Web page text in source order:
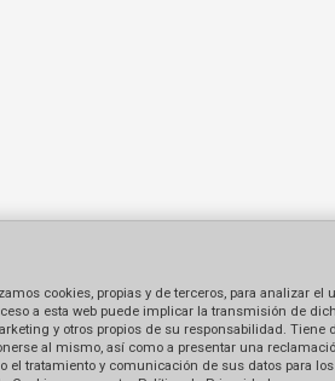
cookies, propias y de terceros, para analizar el
a esta web puede implicar la transmisión de
y otros propios de su responsabilidad. Tiene
al mismo, así como a presentar una
el tratamiento y comunicación de sus datos para